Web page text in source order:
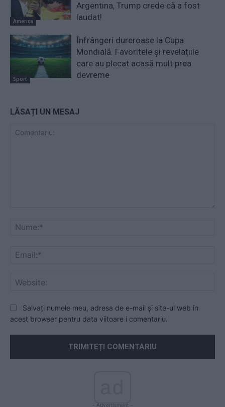
America
Argentina, Trump crede că a fost
laudat!
Sport
Înfrângeri dureroase la Cupa
Mondială. Favoritele și revelațiile
care au plecat acasă mult prea
devreme
LĂSAȚI UN MESAJ
Salvați numele meu, adresa de e-mail și site-ul web în
acest browser pentru data viitoare i comentariu.
- Advertisment -